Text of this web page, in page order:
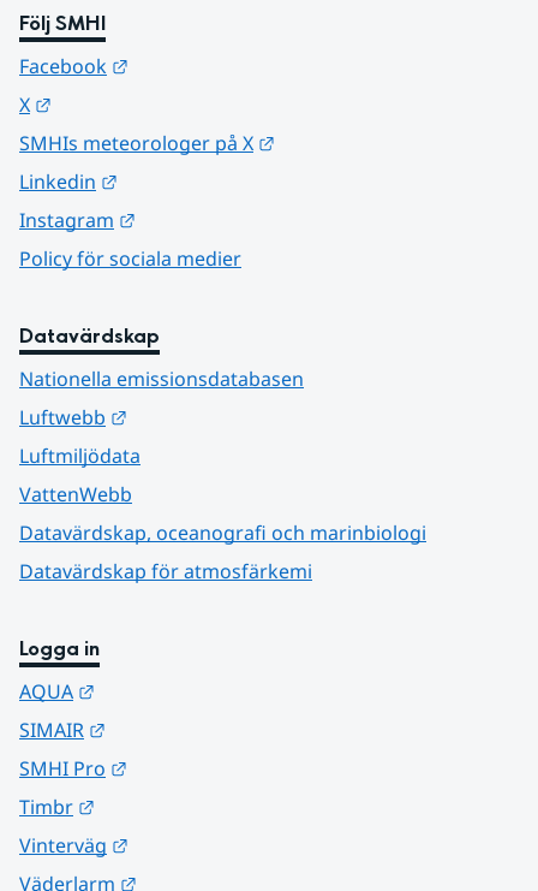
Följ SMHI
Facebook
X
SMHIs meteorologer på X
Linkedin
Instagram
Policy för sociala medier
Datavärdskap
Nationella emissionsdatabasen
Luftwebb
Luftmiljödata
VattenWebb
Datavärdskap, oceanografi och marinbiologi
Datavärdskap för atmosfärkemi
Logga in
AQUA
SIMAIR
SMHI Pro
Timbr
Vinterväg
Väderlarm